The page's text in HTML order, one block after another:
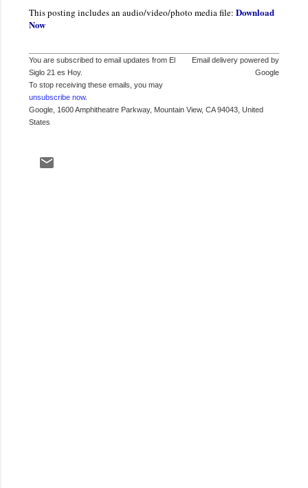
This posting includes an audio/video/photo media file: Download
Now
You are subscribed to email updates from El
Siglo 21 es Hoy.
To stop receiving these emails, you may
unsubscribe now.
Email delivery powered by
Google
Google, 1600 Amphitheatre Parkway, Mountain View, CA 94043, United
States